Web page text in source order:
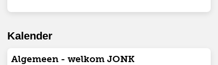
Kalender
Algemeen - welkom JONK